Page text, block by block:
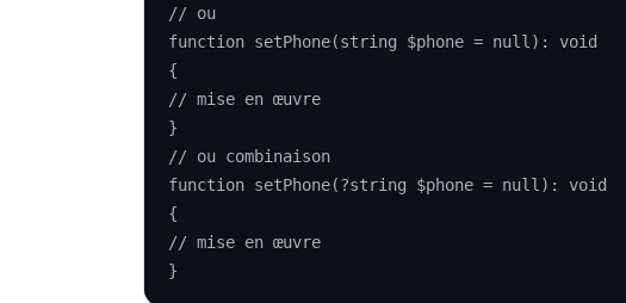
// ou
function setPhone(string $phone = null): void
{
// mise en œuvre
}
// ou combinaison
function setPhone(?string $phone = null): void
{
// mise en œuvre
}